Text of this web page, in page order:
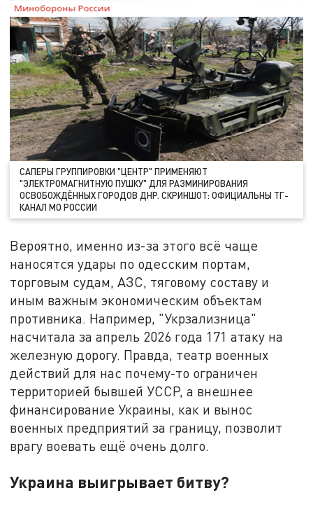
САПЕРЫ ГРУППИРОВКИ "ЦЕНТР" ПРИМЕНЯЮТ
"ЭЛЕКТРОМАГНИТНУЮ ПУШКУ" ДЛЯ РАЗМИНИРОВАНИЯ
ОСВОБОЖДЁННЫХ ГОРОДОВ ДНР. СКРИНШОТ: ОФИЦИАЛЬНЫ ТГ-
КАНАЛ МО РОССИИ
Вероятно, именно из-за этого всё чаще
наносятся удары по одесским портам,
торговым судам, АЗС, тяговому составу и
иным важным экономическим объектам
противника. Например, "Укрзализница"
насчитала за апрель 2026 года 171 атаку на
железную дорогу. Правда, театр военных
действий для нас почему-то ограничен
территорией бывшей УССР, а внешнее
финансирование Украины, как и вынос
военных предприятий за границу, позволит
врагу воевать ещё очень долго.
Украина выигрывает битву?